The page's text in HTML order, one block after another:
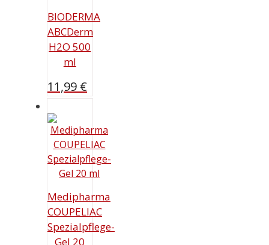
BIODERMA
ABCDerm
H2O 500
ml
11,99 €
Medipharma
COUPELIAC
Spezialpflege-
Gel 20